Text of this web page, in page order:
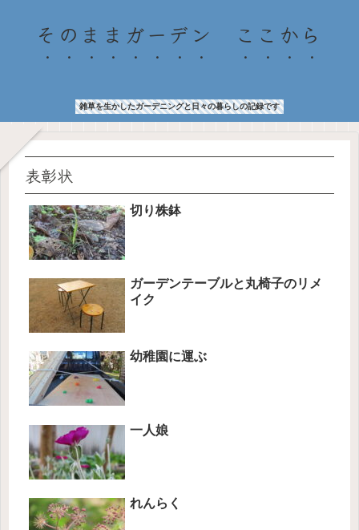
そのままガーデン ここから
雑草を生かしたガーデニングと日々の暮らしの記録です
表彰状
切り株鉢
ガーデンテーブルと丸椅子のリメ
イク
幼稚園に運ぶ
一人娘
れんらく